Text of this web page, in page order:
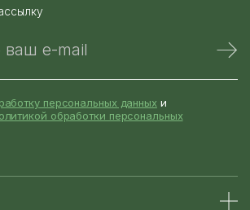
ваш e-mail
персональных данных и
обработки персональных